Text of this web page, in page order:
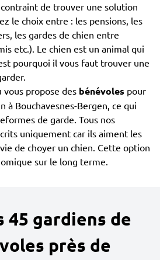
de trouver une solution
le choix entre : les pensions, les
les gardes de chien entre
etc.). Le chien est un animal qui
pourquoi il vous faut trouver une
propose des bénévoles pour
à Bouchavesnes-Bergen, ce qui
de garde. Tous nos
uniquement car ils aiment les
de choyer un chien. Cette option
sur le long terme.
45 gardiens de
près de